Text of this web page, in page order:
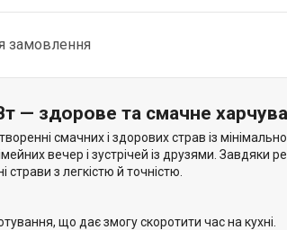
замовлення
— здорове та смачне
смачних і здорових страв із
вечер і зустрічей із друзями. Завдяки
з легкістю й точністю.
що дає змогу скоротити час на кухні.